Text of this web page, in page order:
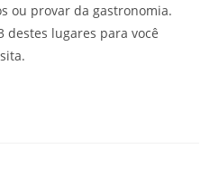
ou provar da gastronomia.
destes lugares para você